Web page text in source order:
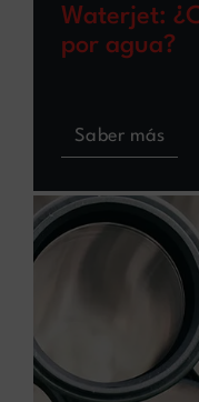
Waterjet:
por agua?
Saber más